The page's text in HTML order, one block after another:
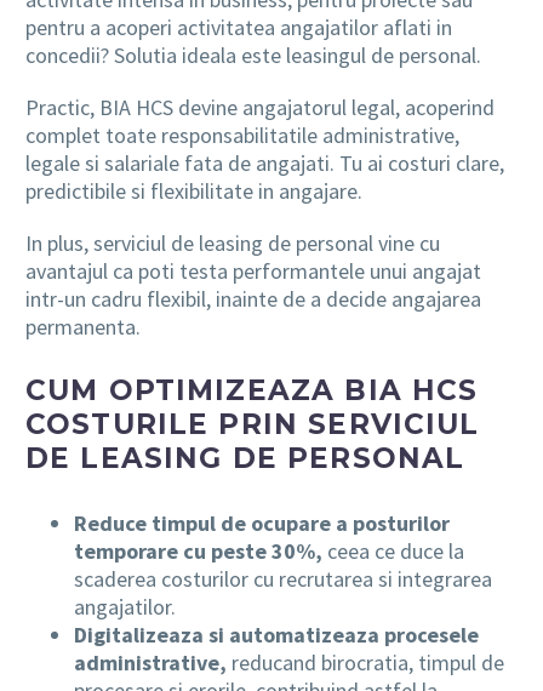
pentru a acoperi activitatea angajatilor aflati in
concedii? Solutia ideala este leasingul de personal.
Practic, BIA HCS devine angajatorul legal, acoperind
complet toate responsabilitatile administrative,
legale si salariale fata de angajati. Tu ai costuri clare,
predictibile si flexibilitate in angajare.
In plus, serviciul de leasing de personal vine cu
avantajul ca poti testa performantele unui angajat
intr-un cadru flexibil, inainte de a decide angajarea
permanenta.
CUM OPTIMIZEAZA BIA HCS
COSTURILE PRIN SERVICIUL
DE LEASING DE PERSONAL
Reduce timpul de ocupare a posturilor
temporare cu peste 30%, ceea ce duce la
scaderea costurilor cu recrutarea si integrarea
angajatilor.
Digitalizeaza si automatizeaza procesele
administrative, reducand birocratia, timpul de